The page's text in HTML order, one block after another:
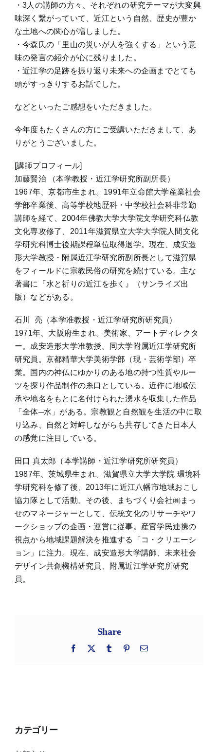
・3人の講師の方々、それぞれの研究テーマが大変興
味深く繋がっていて、近江という自然、歴史が豊か
な土地への関心が増しました。
・今森氏の「里山の災いが人を強くする」という意
味の発言の紹介が心に残りました。
・近江学の足跡を振り返り未来への企画までとても
頭がすっきりするお話でした。
などといったご感想をいただきました。
今年度もたくさんの方にご受講いただきまして、あ
りがとうございました。
[講師プロフィール]
加藤賢治 （本学教授・近江学研究所副所長）
1967年、京都市生まれ。1991年立命館大学産業社会
学部卒業後、高等学校地歴科・中学校社会科非常勤
講師を経て、2004年佛教大学大学院文学研究科仏教
文化専攻修了、2011年滋賀県立大学大学院人間文化
学研究科博士後期課程単位取得退学。現在、成安造
形大学教授・附属近江学研究所副所長として滋賀県
をフィールドに宗教民俗の研究を続けている。主な
著書に『水と祈りの近江を歩く』（サンライズ出
版）などがある。
石川 亮（本学准教授・近江学研究所研究員）
1971年、大阪府生まれ。美術家、アートディレクタ
ー。成安造形大学准教授。同大学附属近江学研究所
研究員。京都精華大学美術学部（現・芸術学部）卒
業。国内の神仏にゆかりのある地の持つ性質やルー
ツを探り作品制作の糸口としている。近作に地域伝
承や地名をもとに名付けられた湧水を収集した作品
「全体─水」がある。宗教観と自然観を生活の中に取
り込み、自然と対峙しながらも共存してきた日本人
の感覚に注目している。
田口 真太郎（本学講師・近江学研究所研究員）
1987年、茨城県生まれ。滋賀県立大学大学院 環境科
学研究科を修了後、2013年に近江八幡市地域おこし
協力隊として活動。その後、まちづくり会社㈱まっ
せのマネージャーとして、伝統文化のリサーチやワ
ークショップの企画・運営に従事。産官学民連携の
視点から地域課題解決を推進する「コ・クリエーシ
ョン」に注力。現在、成安造形大学講師、未来社会
デザイン共創機構研究員、附属近江学研究所研究
員。
Share
Facebook
X Tumblr Pinterest
電
カテゴリー